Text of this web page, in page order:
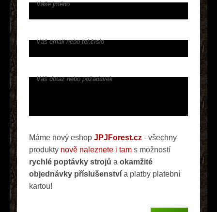
Vaše jméno
Váš email nebo tel.číslo
Váš dotaz nebo požadavek
Máme nový eshop JPJForest.cz - všechny
produkty nově naleznete i tam s možností
rychlé poptávky strojů a okamžité
objednávky příslušenství a platby platební
kartou!